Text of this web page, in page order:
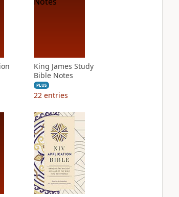
King James Study
Bible Notes
PLUS
22 entries